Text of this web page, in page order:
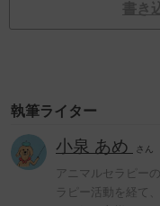
書き
執筆ライター
小泉 あめ さん
アニマルセラピー
ラピー活動を経て